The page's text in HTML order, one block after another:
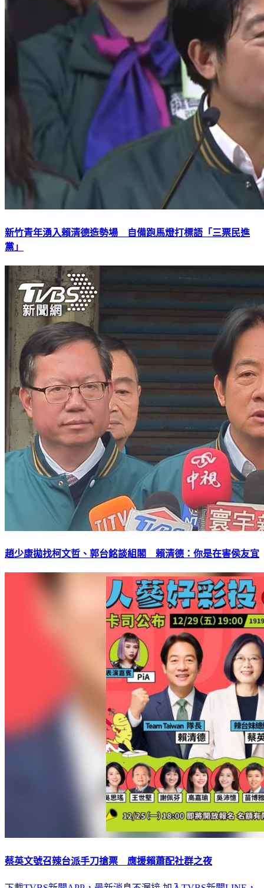
新竹青年湧入賴清德造勢場 自備跑馬燈打標語「三票民進
黨」
趙少康拋找柯文哲、郭台銘談組閣 賴清德：你是在害侯友宜
蔡英文號召辣台派手刀搶票 應援賴蕭配社群之夜